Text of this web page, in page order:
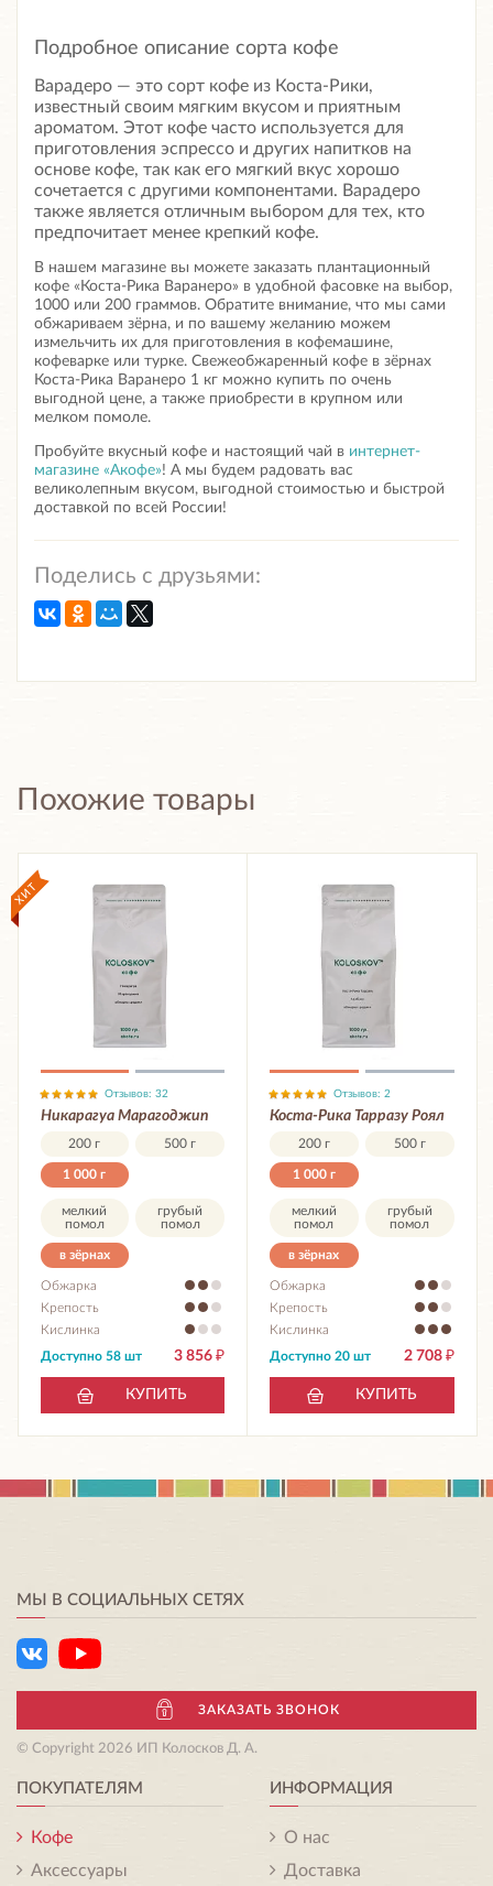
Подробное описание сорта кофе
Варадеро — это сорт кофе из Коста-Рики,
известный своим мягким вкусом и приятным
ароматом. Этот кофе часто используется для
приготовления эспрессо и других напитков на
основе кофе, так как его мягкий вкус хорошо
сочетается с другими компонентами. Варадеро
также является отличным выбором для тех, кто
предпочитает менее крепкий кофе.
В нашем магазине вы можете заказать плантационный
кофе «Коста-Рика Варанеро» в удобной фасовке на выбор,
1000 или 200 граммов. Обратите внимание, что мы сами
обжариваем зёрна, и по вашему желанию можем
измельчить их для приготовления в кофемашине,
кофеварке или турке. Свежеобжаренный кофе в зёрнах
Коста-Рика Варанеро 1 кг можно купить по очень
выгодной цене, а также приобрести в крупном или
мелком помоле.
Пробуйте вкусный кофе и настоящий чай в интернет-
магазине «Акофе»! А мы будем радовать вас
великолепным вкусом, выгодной стоимостью и быстрой
доставкой по всей России!
Поделись с друзьями:
Похожие товары
Отзывов: 32
Никарагуа Марагоджип
200 г 500 г
1 000 г
мелкий
помол
грубый
помол
в зёрнах
Обжарка
Крепость
Кислинка
3 856 ₽
Доступно 58 шт
КУПИТЬ
Отзывов: 2
Коста-Рика Тарразу Роял
200 г 500 г
1 000 г
мелкий
помол
грубый
помол
в зёрнах
Обжарка
Крепость
Кислинка
2 708 ₽
Доступно 20 шт
КУПИТЬ
МЫ В СОЦИАЛЬНЫХ СЕТЯХ
ЗАКАЗАТЬ ЗВОНОК
© Copyright 2026 ИП Колосков Д. А.
ПОКУПАТЕЛЯМ
Кофе
Аксессуары
ИНФОРМАЦИЯ
О нас
Доставка